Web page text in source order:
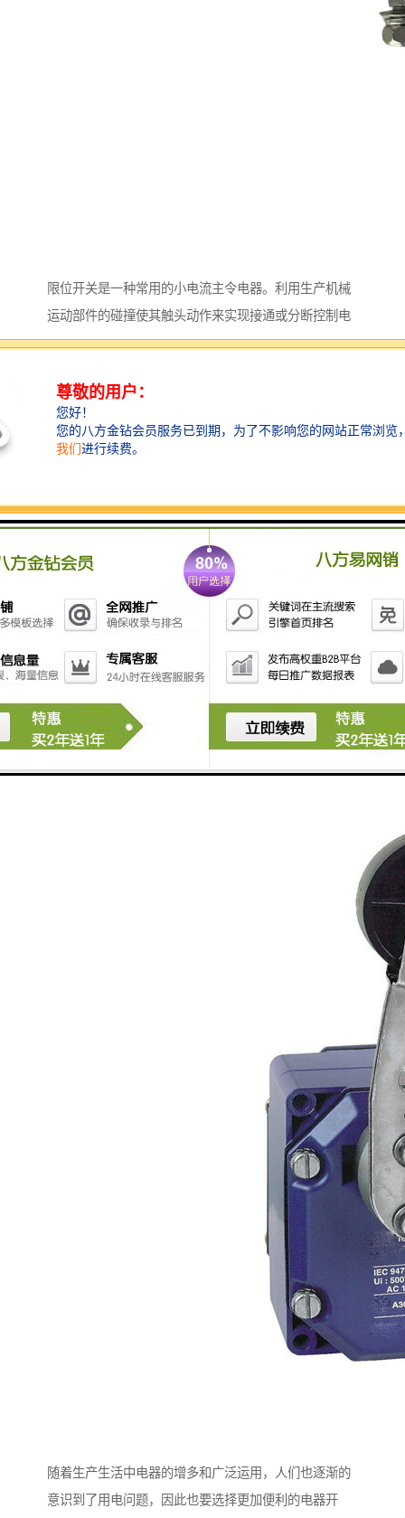
限位开关是一种常用的小电流主令电器。利用生产机械
运动部件的碰撞使其触头动作来实现接通或分断控制电
路，达到一定的控制目的。通常，这类开关被用来限制
自动停止、反向运动、变速运动或自动往返运动等。在
电气控制系统中，限位开关的作用是实现顺序控制、定
位控制和位置状态的检测。用于控制机械设备的行程及
在实际生产中，将限位开关安装在预先安排的位置，当
装于生产机械运动部件上的模块撞击行程开关时，限位
开关的触点动作，实现电路的切换。因此，行程开关是
一种根据运动部件的行程位置而切换电路的电器，它的
作用原理与按钮类似。限位开关广泛用于各类机床和起
的控制电路中，还利用行程开关来控制开关轿门的速
随着生产生活中电器的增多和广泛运用，人们也逐渐的
意识到了用电问题，因此也要选择更加便利的电器开